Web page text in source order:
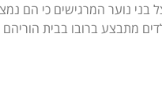
בני נוער המרגישים כי הם
מתבצע ברובו בבית